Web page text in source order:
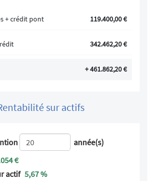
+ crédit pont 119.400,00 €
342.462,20 €
+ 461.862,20 €
sur actifs
année(s)
€
actif 5,67 %